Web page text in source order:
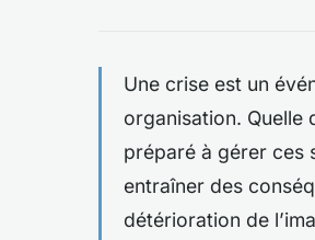
Une crise est un
organisation. Quelle
préparé à gérer ces
entraîner des
détérioration de